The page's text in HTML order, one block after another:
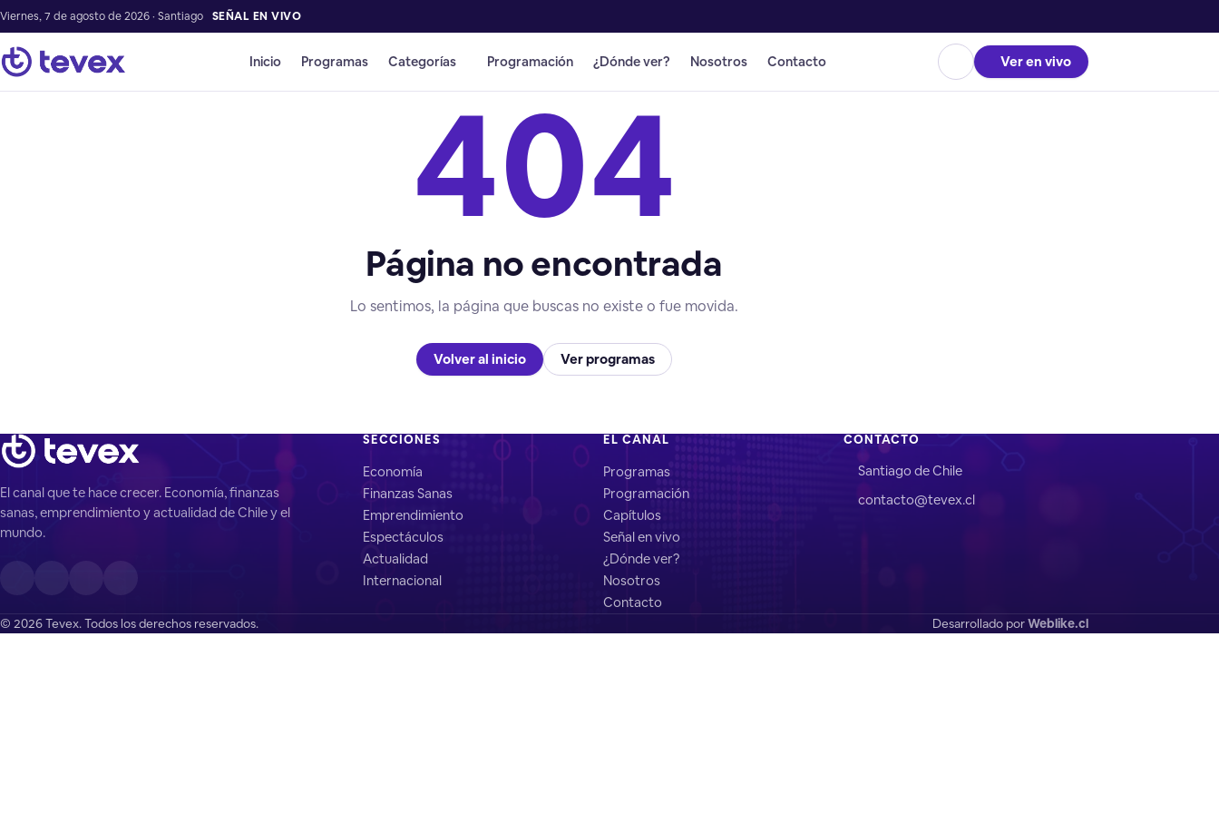
Viernes, 7 de agosto de 2026 · Santiago SEÑAL EN VIVO
Inicio Programas Categorías Programación ¿Dónde ver? Nosotros Contacto Ver en vivo
404
Página no encontrada
Lo sentimos, la página que buscas no existe o fue movida.
Volver al inicio Ver programas
El canal que te hace crecer. Economía, finanzas
sanas, emprendimiento y actualidad de Chile y el
mundo.
SECCIONES
Economía
Finanzas Sanas
Emprendimiento
Espectáculos
Actualidad
Internacional
EL CANAL
Programas
Programación
Capítulos
Señal en vivo
¿Dónde ver?
Nosotros
Contacto
CONTACTO
Santiago de Chile
contacto@tevex.cl
© 2026 Tevex. Todos los derechos reservados. Desarrollado porWeblike.cl